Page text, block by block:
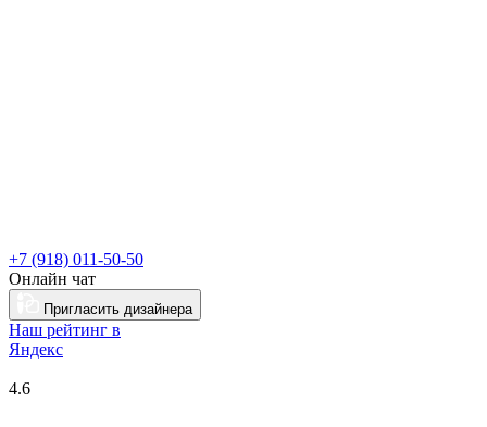
+7 (918) 011-50-50
Онлайн чат
Пригласить дизайнера
Наш рейтинг в
Яндекс
4.6